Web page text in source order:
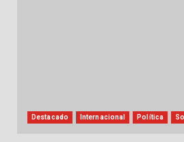
Destacado Internacional Política